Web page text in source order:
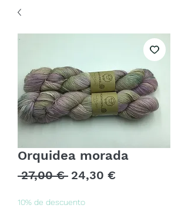
Orquidea morada
27,00 € Precio
24,30 €Precio
10% de descuento